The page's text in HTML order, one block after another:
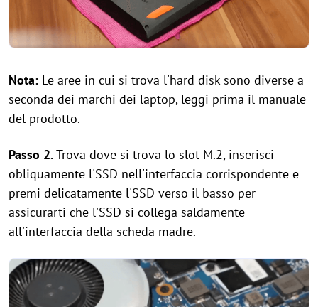
Nota: Le aree in cui si trova l'hard disk sono diverse a
seconda dei marchi dei laptop, leggi prima il manuale
del prodotto.
Passo 2.Trova dove si trova lo slot M.2, inserisci
obliquamente l'SSD nell'interfaccia corrispondente e
premi delicatamente l'SSD verso il basso per
assicurarti che l'SSD si collega saldamente
all'interfaccia della scheda madre.